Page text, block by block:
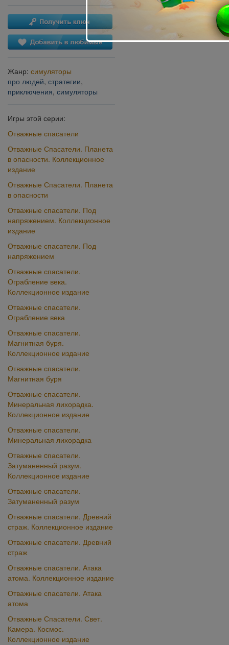
Жанр: симуляторы
про людей, стратегии,
приключения, симуляторы
Игры этой серии:
Отважные спасатели
Отважные Спасатели. Планета
в опасности. Коллекционное
издание
Отважные Спасатели. Планета
в опасности
Отважные спасатели. Под
напряжением. Коллекционное
издание
Отважные спасатели. Под
напряжением
Отважные спасатели.
Ограбление века.
Коллекционное издание
Отважные спасатели.
Ограбление века
Отважные спасатели.
Магнитная буря.
Коллекционное издание
Отважные спасатели.
Магнитная буря
Отважные спасатели.
Минеральная лихорадка.
Коллекционное издание
Отважные спасатели.
Минеральная лихорадка
Отважные cпасатели.
Затуманенный разум.
Коллекционное издание
Отважные cпасатели.
Затуманенный разум
Отважные спасатели. Древний
страж. Коллекционное издание
Отважные спасатели. Древний
страж
Отважные спасатели. Атака
атома. Коллекционное издание
Отважные спасатели. Атака
атома
Отважные Спасатели. Свет.
Камера. Космос.
Коллекционное издание